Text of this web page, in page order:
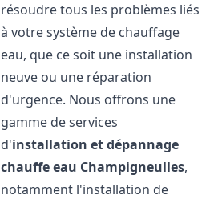
résoudre tous les problèmes liés
à votre système de chauffage
eau, que ce soit une installation
neuve ou une réparation
d'urgence. Nous offrons une
gamme de services
d'installation et dépannage
chauffe eau Champigneulles,
notamment l'installation de